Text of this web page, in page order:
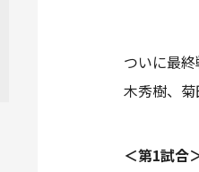
ついに最
木秀樹、
＜第1試合